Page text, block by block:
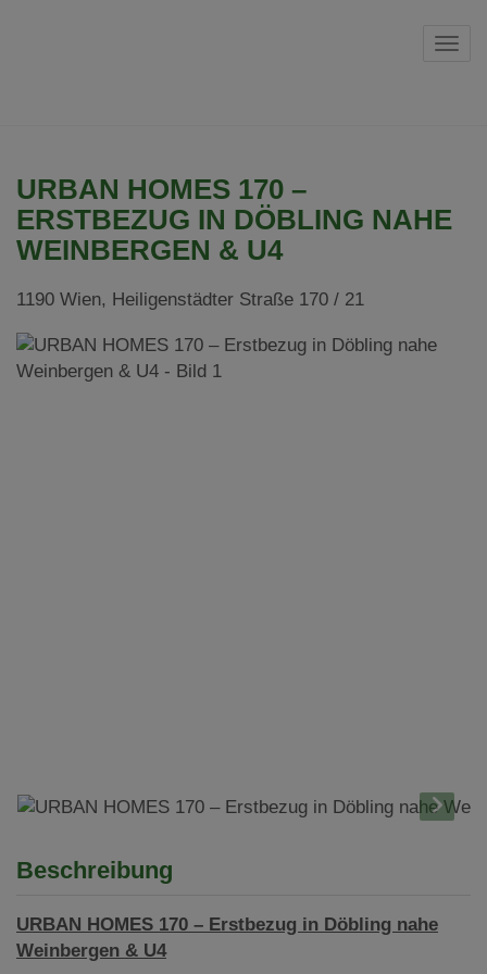
URBAN HOMES 170 –
ERSTBEZUG IN DÖBLING NAHE
WEINBERGEN & U4
1190 Wien, Heiligenstädter Straße 170 / 21
Beschreibung
URBAN HOMES 170 – Erstbezug in Döbling nahe
Weinbergen & U4